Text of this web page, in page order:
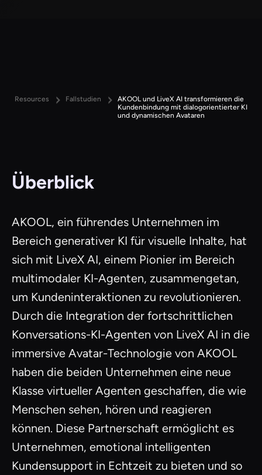
Resources Fallstudien
AKOOL und LiveX AI transformieren die
Kundenbindung mit dialogorientierter KI
und dynamischen Avataren
Überblick
AKOOL, ein führendes Unternehmen im
Bereich generativer KI für visuelle Inhalte, hat
sich mit LiveX AI, einem Pionier im Bereich
multimodaler KI-Agenten, zusammengetan,
um Kundeninteraktionen zu revolutionieren.
Durch die Integration der fortschrittlichen
Konversations-KI-Agenten von LiveX AI in die
immersive Avatar-Technologie von AKOOL
haben die beiden Unternehmen eine neue
Klasse virtueller Agenten geschaffen, die wie
Menschen sehen, hören und reagieren
können. Diese Partnerschaft ermöglicht es
Unternehmen, emotional intelligenten
Kundensupport in Echtzeit zu bieten und so